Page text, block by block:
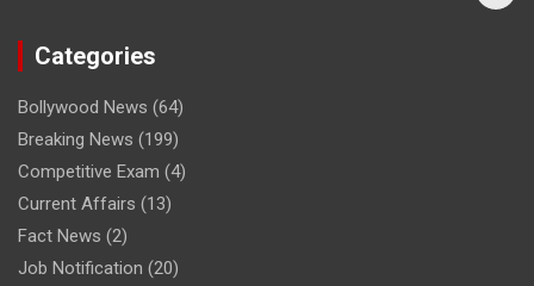
Categories
Bollywood News (64)
Breaking News (199)
Competitive Exam (4)
Current Affairs (13)
Fact News (2)
Job Notification (20)